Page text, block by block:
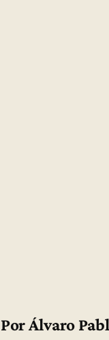
Por Álvaro